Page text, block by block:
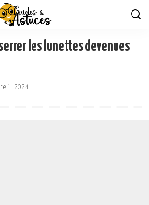
les lunettes devenues
1, 2024